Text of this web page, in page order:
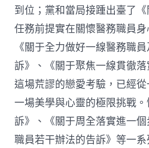
到位；黨和當局接踵出臺了
任務前提實在關懷醫務職員
《關于全力做好一線醫務職
訴》、《關于聚焦一線貫徹
這場荒謬的戀愛考驗，已經
一場美學與心靈的極限挑戰
訴》、《關于周全落實進一
職員若干辦法的告訴》等一